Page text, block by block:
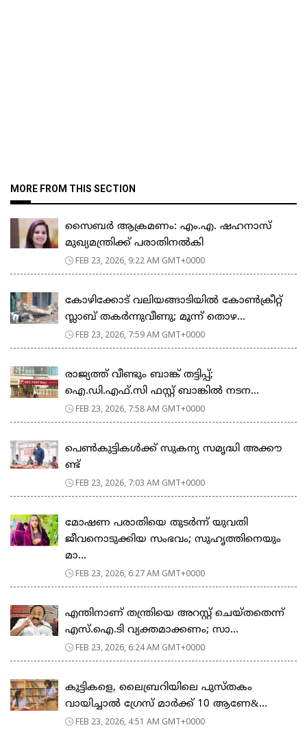
MORE FROM THIS SECTION
സൈബർ ആക്രമണം: എം.എ. ഷഹനാസ്
മുഖ്യമന്ത്രിക്ക് പരാതിനൽകി
FEB 23, 2026, 9:22 AM GMT+0000
കോഴിക്കോട് വലിയങ്ങാടിയിൽ കോൺക്രീറ്റ്
സ്ലാബ് തകർന്നുവീണു; മൂന്ന് തൊഴ...
FEB 23, 2026, 7:59 AM GMT+0000
രാജ്യത്ത് വീണ്ടും ബാങ്ക് തട്ടിപ്പ്;
ഐ.ഡി.എഫ്.സി ഫസ്റ്റ് ബാങ്കിൽ നടന...
FEB 23, 2026, 7:58 AM GMT+0000
പെ​ൺ​കു​ട്ടി​ക​ൾ​ക്ക് സു​ക​ന്യ സ​മൃ​ദ്ധി അ​ക്കൗ​
ണ്ട്
FEB 23, 2026, 7:03 AM GMT+0000
മോഷണ പരാതിയെ തുടര്‍ന്ന് യുവതി
ജീവനൊടുക്കിയ സംഭവം; സുഹൃത്തിനെയും
മാ...
FEB 23, 2026, 6:27 AM GMT+0000
എന്തിനാണ് തന്ത്രിയെ അറസ്റ്റ് ചെയ്തതെന്ന്
എസ്.ഐ.ടി വ്യക്തമാക്കണം; സാ...
FEB 23, 2026, 6:24 AM GMT+0000
കുട്ടികളെ, ലൈബ്രറിയിലെ പുസ്തകം
വായിച്ചാല്‍ ഗ്രേസ് മാര്‍ക്ക് 10 ആണേ&...
FEB 23, 2026, 4:51 AM GMT+0000